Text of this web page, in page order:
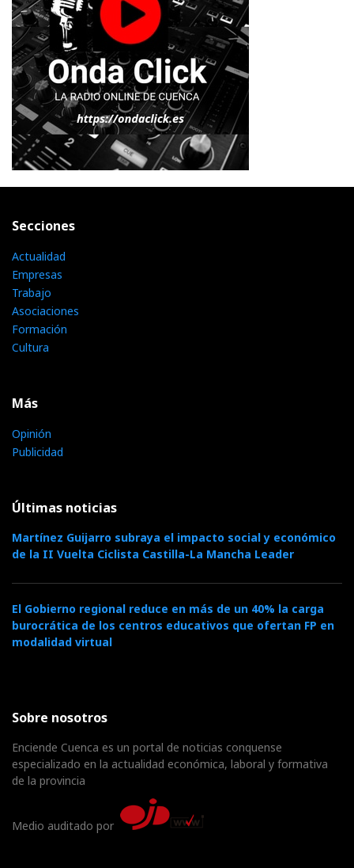
Secciones
Actualidad
Empresas
Trabajo
Asociaciones
Formación
Cultura
Más
Opinión
Publicidad
Últimas noticias
Martínez Guijarro subraya el impacto social y económico
de la II Vuelta Ciclista Castilla-La Mancha Leader
El Gobierno regional reduce en más de un 40% la carga
burocrática de los centros educativos que ofertan FP en
modalidad virtual
Sobre nosotros
Enciende Cuenca es un portal de noticias conquense
especializado en la actualidad económica, laboral y formativa
de la provincia
Medio auditado por